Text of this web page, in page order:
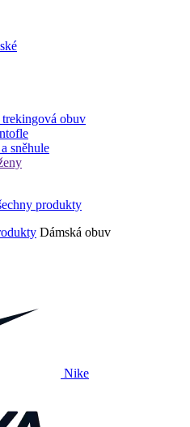
obuv
sněhule
Dámská obuv
Nike